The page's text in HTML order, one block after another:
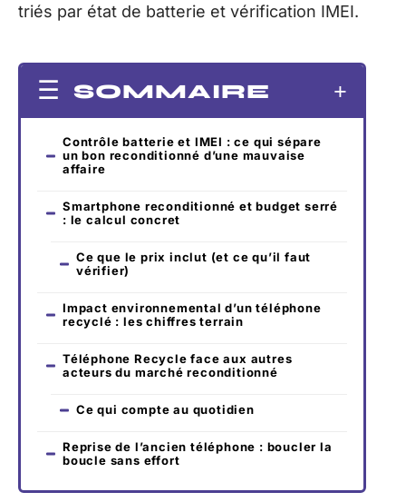
triés par état de batterie et vérification IMEI.
SOMMAIRE
Contrôle batterie et IMEI : ce qui sépare
un bon reconditionné d’une mauvaise
affaire
Smartphone reconditionné et budget serré
: le calcul concret
Ce que le prix inclut (et ce qu’il faut
vérifier)
Impact environnemental d’un téléphone
recyclé : les chiffres terrain
Téléphone Recycle face aux autres
acteurs du marché reconditionné
Ce qui compte au quotidien
Reprise de l’ancien téléphone : boucler la
boucle sans effort